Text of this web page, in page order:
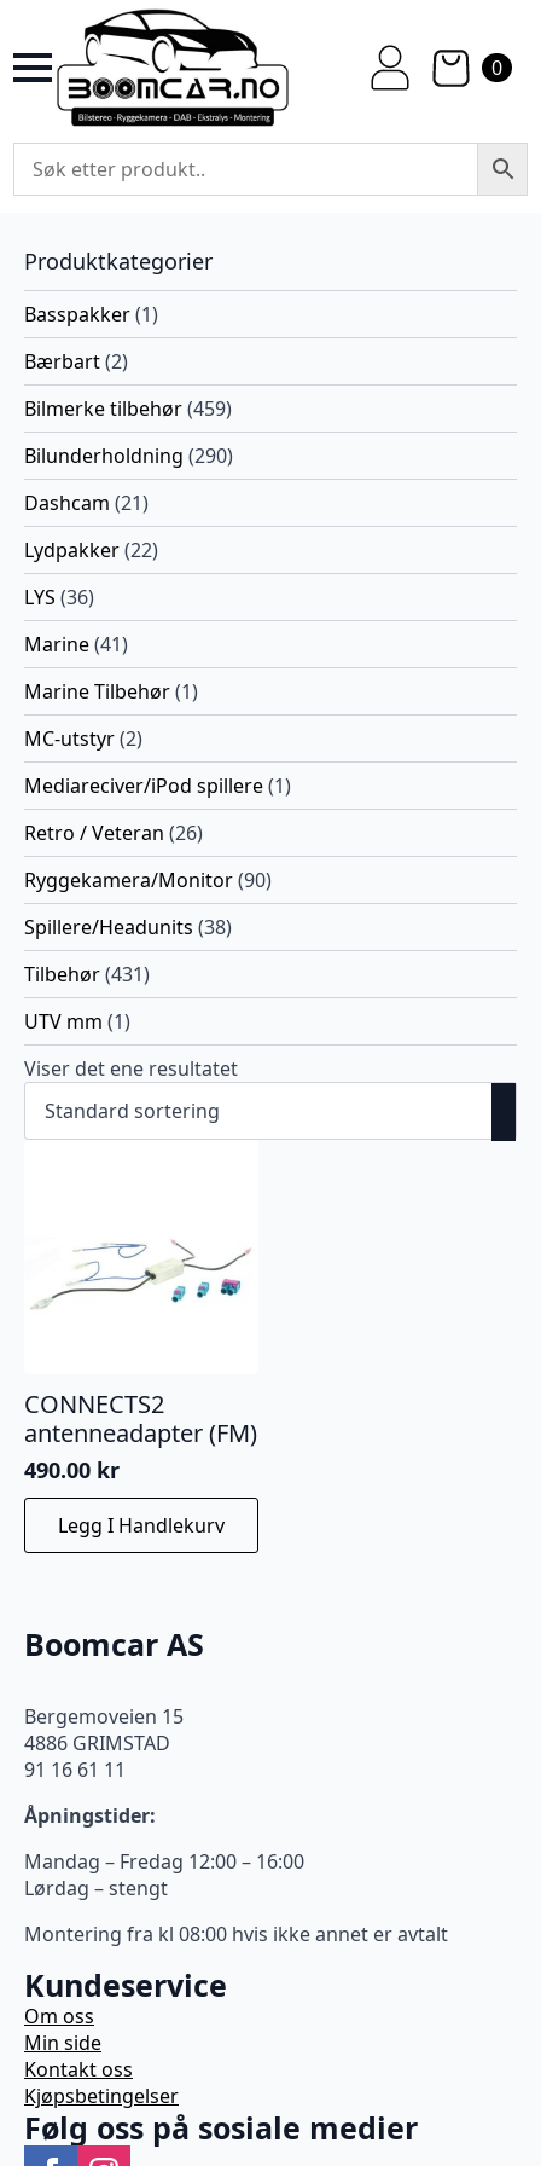
0
Produktkategorier
Basspakker(1)
Bærbart(2)
Bilmerke tilbehør(459)
Bilunderholdning (290)
Dashcam (21)
Lydpakker(22)
LYS (36)
Marine(41)
Marine Tilbehør(1)
MC-utstyr(2)
Mediareciver/iPod spillere(1)
Retro / Veteran (26)
Ryggekamera/Monitor(90)
Spillere/Headunits (38)
Tilbehør(431)
UTV mm (1)
Viser det ene resultatet
CONNECTS2
antenneadapter (FM)
490.00 kr
Legg I Handlekurv
Boomcar AS
Bergemoveien 15
4886 GRIMSTAD
91 16 61 11
Åpningstider:
Mandag – Fredag 12:00 – 16:00
Lørdag – stengt
Montering fra kl 08:00 hvis ikke annet er avtalt
Kundeservice
Om oss
Min side
Kontakt oss
Kjøpsbetingelser
Følg oss på sosiale medier